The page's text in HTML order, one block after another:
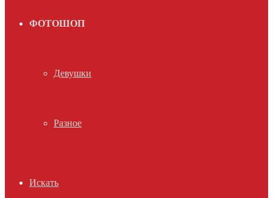
ФОТОШОП
Девушки
Разное
Искать